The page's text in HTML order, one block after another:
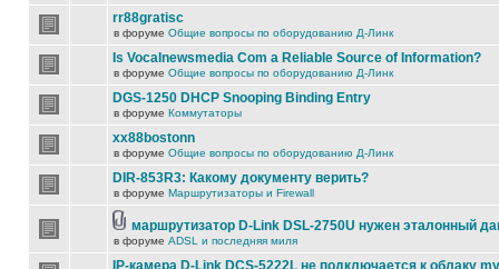
rr88gratisc
в форуме Общие вопросы по оборудованию Д-Линк
Is Vocalnewsmedia Com a Reliable Source of Information?
в форуме Общие вопросы по оборудованию Д-Линк
DGS-1250 DHCP Snooping Binding Entry
в форуме Коммутаторы
xx88bostonn
в форуме Общие вопросы по оборудованию Д-Линк
DIR-853R3: Какому документу верить?
в форуме Маршрутизаторы и Firewall
маршрутизатор D-Link DSL-2750U нужен эталонный
в форуме ADSL и последняя миля
IP-камера D-Link DCS-5222L не подключается к облаку